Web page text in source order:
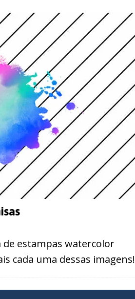
de estampas watercolor
cada uma dessas imagens!